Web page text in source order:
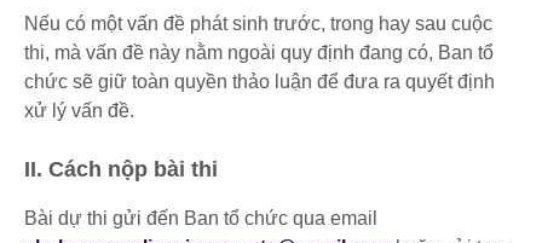
Nếu có một vấn đề phát sinh trước, trong hay sau cuộc
thi, mà vấn đề này nằm ngoài quy định đang có, Ban tổ
chức sẽ giữ toàn quyền thảo luận để đưa ra quyết định
xử lý vấn đề.
II. Cách nộp bài thi
Bài dự thi gửi đến Ban tổ chức qua email